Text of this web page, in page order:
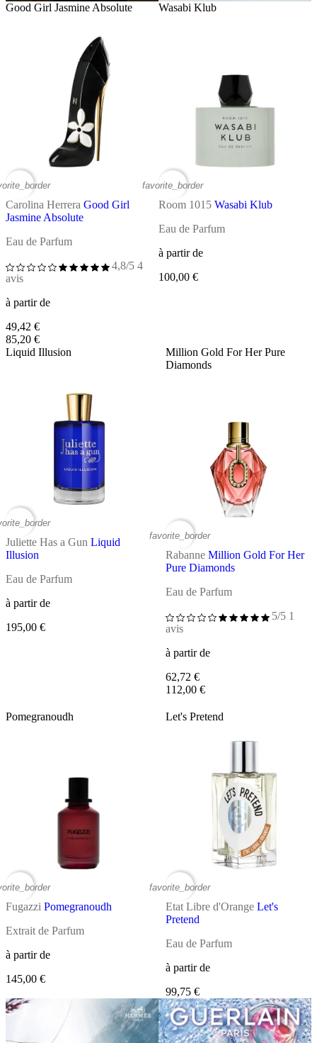
Good Girl Jasmine Absolute
Carolina Herrera Good Girl
Jasmine Absolute
Eau de Parfum
4,8/5 4
avis
à partir de
49,42 €
85,20 €
Wasabi Klub
favorite_border
Room 1015 Wasabi Klub
Eau de Parfum
à partir de
100,00 €
Liquid Illusion
Juliette Has a Gun Liquid
Illusion
Eau de Parfum
à partir de
195,00 €
Million Gold For Her Pure
Diamonds
favorite_border
Rabanne Million Gold For Her
Pure Diamonds
Eau de Parfum
5/5 1
avis
à partir de
62,72 €
112,00 €
Pomegranoudh
Fugazzi Pomegranoudh
Extrait de Parfum
à partir de
145,00 €
Let's Pretend
favorite_border
Etat Libre d'Orange Let's
Pretend
Eau de Parfum
à partir de
99,75 €